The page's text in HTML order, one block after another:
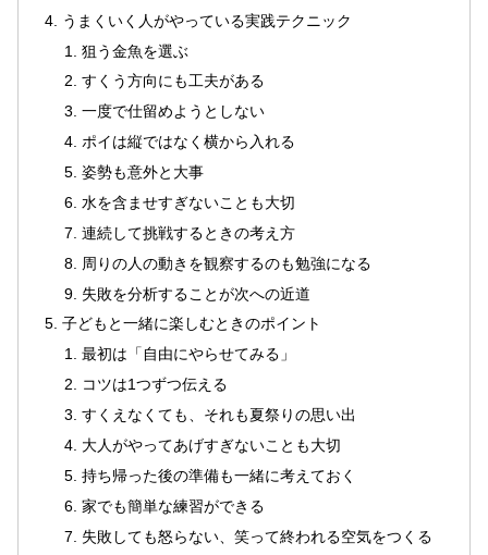
うまくいく人がやっている実践テクニック
狙う金魚を選ぶ
すくう方向にも工夫がある
一度で仕留めようとしない
ポイは縦ではなく横から入れる
姿勢も意外と大事
水を含ませすぎないことも大切
連続して挑戦するときの考え方
周りの人の動きを観察するのも勉強になる
失敗を分析することが次への近道
子どもと一緒に楽しむときのポイント
最初は「自由にやらせてみる」
コツは1つずつ伝える
すくえなくても、それも夏祭りの思い出
大人がやってあげすぎないことも大切
持ち帰った後の準備も一緒に考えておく
家でも簡単な練習ができる
失敗しても怒らない、笑って終われる空気をつくる